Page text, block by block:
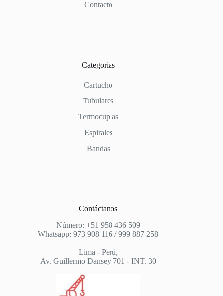
Contacto
Categorias
Cartucho
Tubulares
Termocuplas
Espirales
Bandas
Contáctanos
Número: +51 958 436 509
Whatsapp: 973 908 116 / 999 887 258
Lima - Perú,
Av. Guillermo Dansey 701 - INT. 30